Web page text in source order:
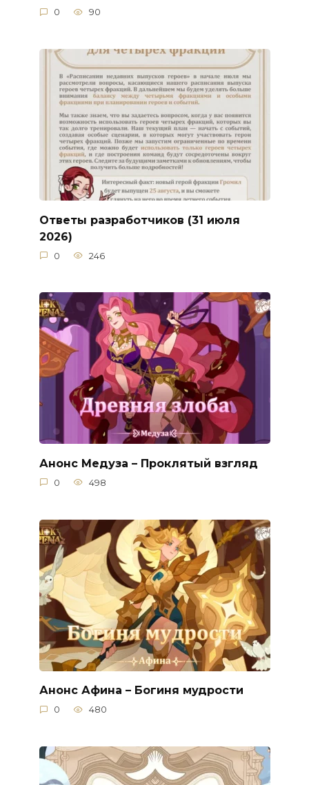
0 90
Ответы разработчиков (31 июля
2026)
0 246
Анонс Медуза – Проклятый взгляд
0 498
Анонс Афина – Богиня мудрости
0 480